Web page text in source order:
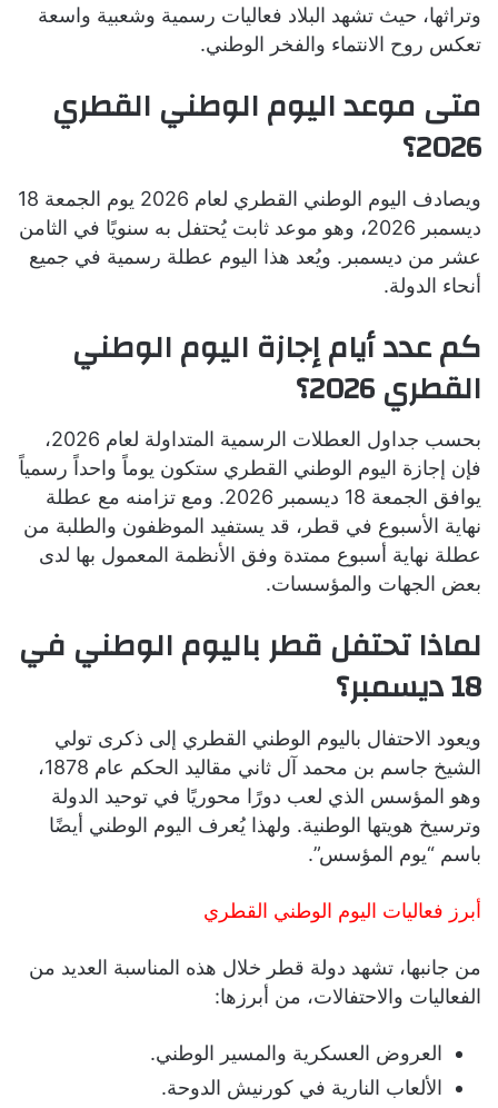
وتراثها، حيث تشهد البلاد فعاليات رسمية وشعبية واسعة
تعكس روح الانتماء والفخر الوطني.
متى موعد اليوم الوطني القطري
2026؟
ويصادف اليوم الوطني القطري لعام 2026 يوم الجمعة 18
ديسمبر 2026، وهو موعد ثابت يُحتفل به سنويًا في الثامن
عشر من ديسمبر. ويُعد هذا اليوم عطلة رسمية في جميع
أنحاء الدولة.
كم عدد أيام إجازة اليوم الوطني
القطري 2026؟
بحسب جداول العطلات الرسمية المتداولة لعام 2026،
فإن إجازة اليوم الوطني القطري ستكون يوماً واحداً رسمياً
يوافق الجمعة 18 ديسمبر 2026. ومع تزامنه مع عطلة
نهاية الأسبوع في قطر، قد يستفيد الموظفون والطلبة من
عطلة نهاية أسبوع ممتدة وفق الأنظمة المعمول بها لدى
بعض الجهات والمؤسسات.
لماذا تحتفل قطر باليوم الوطني في
18 ديسمبر؟
ويعود الاحتفال باليوم الوطني القطري إلى ذكرى تولي
الشيخ جاسم بن محمد آل ثاني مقاليد الحكم عام 1878،
وهو المؤسس الذي لعب دورًا محوريًا في توحيد الدولة
وترسيخ هويتها الوطنية. ولهذا يُعرف اليوم الوطني أيضًا
باسم “يوم المؤسس”.
أبرز فعاليات اليوم الوطني القطري
من جانبها، تشهد دولة قطر خلال هذه المناسبة العديد من
الفعاليات والاحتفالات، من أبرزها:
العروض العسكرية والمسير الوطني.
الألعاب النارية في كورنيش الدوحة.